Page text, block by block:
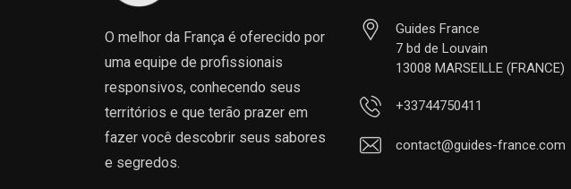
O melhor da França é oferecido por
uma equipe de profissionais
responsivos, conhecendo seus
territórios e que terão prazer em
fazer você descobrir seus sabores
e segredos.
Guides France
7 bd de Louvain
13008 MARSEILLE (FRANCE)
+33744750411
contact@guides-france.com